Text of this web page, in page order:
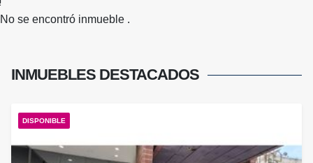
No se encontró inmueble .
INMUEBLES DESTACADOS
DISPONIBLE